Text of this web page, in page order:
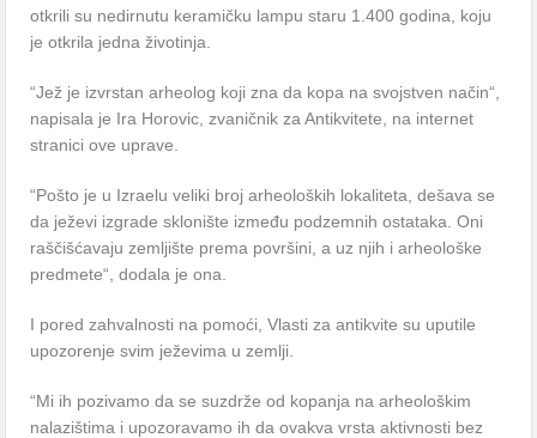
otkrili su nedirnutu keramičku lampu staru 1.400 godina, koju
je otkrila jedna životinja.
“Jež je izvrstan arheolog koji zna da kopa na svojstven način“,
napisala je Ira Horovic, zvaničnik za Antikvitete, na internet
stranici ove uprave.
“Pošto je u Izraelu veliki broj arheoloških lokaliteta, dešava se
da ježevi izgrade sklonište između podzemnih ostataka. Oni
raščišćavaju zemljište prema površini, a uz njih i arheološke
predmete“, dodala je ona.
I pored zahvalnosti na pomoći, Vlasti za antikvite su uputile
upozorenje svim ježevima u zemlji.
“Mi ih pozivamo da se suzdrže od kopanja na arheološkim
nalazištima i upozoravamo ih da ovakva vrsta aktivnosti bez